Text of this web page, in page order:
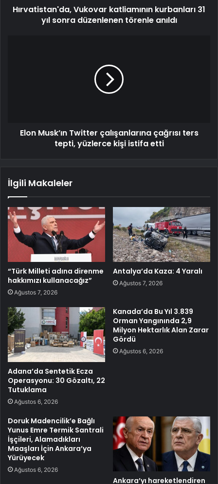
Hırvatistan'da, Vukovar katliamının kurbanları 31
yıl sonra düzenlenen törenle anıldı
Elon Musk’ın Twitter çalışanlarına çağrısı ters
tepti, yüzlerce kişi istifa etti
İlgili Makaleler
“Türk Milleti adına direnme
hakkımızı kullanacağız”
Ağustos 7, 2026
Antalya’da Kaza: 4 Yaralı
Ağustos 7, 2026
Adana’da Sentetik Ecza
Operasyonu: 30 Gözaltı, 22
Tutuklama
Ağustos 6, 2026
Kanada’da Bu Yıl 3.839
Orman Yangınında 2,9
Milyon Hektarlık Alan Zarar
Gördü
Ağustos 6, 2026
Doruk Madencilik’e Bağlı
Yunus Emre Termik Santrali
İşçileri, Alamadıkları
Maaşları İçin Ankara’ya
Yürüyecek
Ağustos 6, 2026
Ankara’yı hareketlendiren